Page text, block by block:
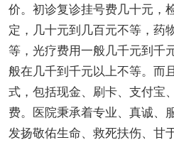
价。初诊复诊挂号费几十元，
定，几十元到几百元不等，药
等，光疗费用一般几千元到千
般在几千到千元以上不等。而
式，包括现金、刷卡、支付宝
费。医院秉承着专业、真诚、
发扬敬佑生命、救死扶伤、甘